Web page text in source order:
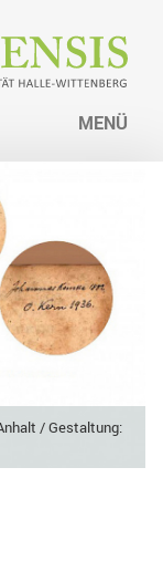
MENÜ
/ Gestaltung: